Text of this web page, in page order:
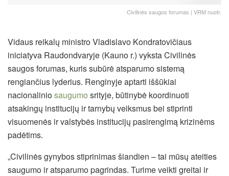
Civilinės saugos forumas | VRM nuotr.
Vidaus reikalų ministro Vladislavo Kondratovičiaus
iniciatyva Raudondvaryje (Kauno r.) vyksta Civilinės
saugos forumas, kuris subūrė atsparumo sistemą
rengiančius lyderius. Renginyje aptarti iššūkiai
nacionaliniosaugumo srityje, būtinybė koordinuoti
atsakingų institucijų ir tarnybų veiksmus bei stiprinti
visuomenės ir valstybės institucijų pasirengimą krizinėms
padėtims.
„Civilinės gynybos stiprinimas šiandien – tai mūsų ateities
saugumo ir atsparumo pagrindas. Turime veikti greitai ir